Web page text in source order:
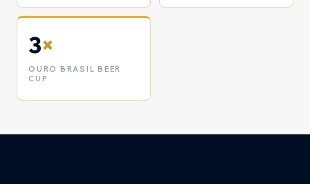
3×
OURO BRASIL BEER
CUP